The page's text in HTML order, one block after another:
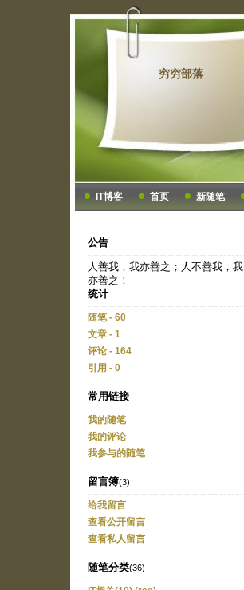
穷穷部落
IT博客 首页 新随笔
公告
人善我，我亦善之；人不善我，我
亦善之！
统计
随笔 - 60
文章 - 1
评论 - 164
引用 - 0
常用链接
我的随笔
我的评论
我参与的随笔
留言簿(3)
给我留言
查看公开留言
查看私人留言
随笔分类(36)